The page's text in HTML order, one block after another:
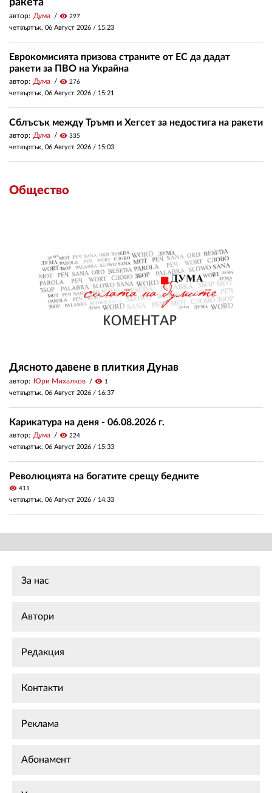
ракета
автор: Дума visibility 297
четвъртък, 06 Август 2026 / 15:23
Еврокомисията призова страните от ЕС да дадат
ракети за ПВО на Украйна
автор: Дума visibility 276
четвъртък, 06 Август 2026 / 15:21
Сблъсък между Тръмп и Хегсет за недостига на ракети
автор: Дума visibility 335
четвъртък, 06 Август 2026 / 15:03
Общество
Дясното давене в плиткия Дунав
автор: Юри Михалков visibility 1
четвъртък, 06 Август 2026 / 16:37
Карикатура на деня - 06.08.2026 г.
автор: Дума visibility 224
четвъртък, 06 Август 2026 / 15:33
Революцията на богатите срещу бедните
visibility 411
четвъртък, 06 Август 2026 / 14:33
За нас
Автори
Редакция
Контакти
Реклама
Абонамент